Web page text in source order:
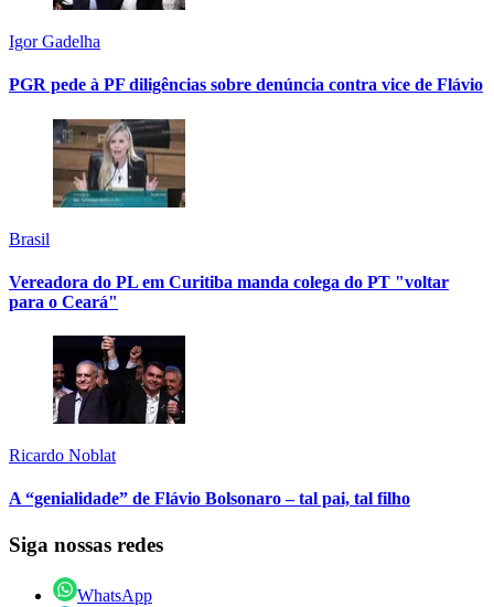
Igor Gadelha
PGR pede à PF diligências sobre denúncia contra vice de Flávio
Brasil
Vereadora do PL em Curitiba manda colega do PT "voltar
para o Ceará"
Ricardo Noblat
A “genialidade” de Flávio Bolsonaro – tal pai, tal filho
Siga nossas redes
WhatsApp